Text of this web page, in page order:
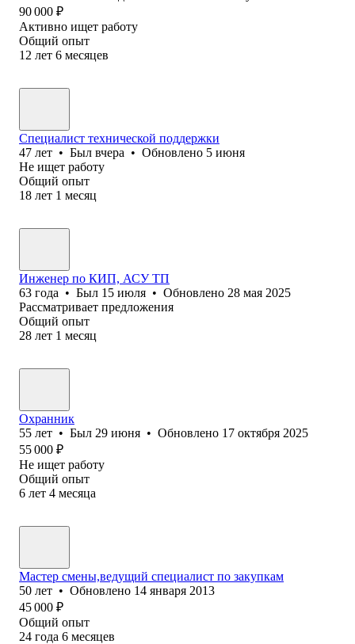
90 000 ₽
Активно ищет работу
Общий опыт
12 лет 6 месяцев
Специалист технической поддержки
47 лет • Был вчера • Обновлено 5 июня
Не ищет работу
Общий опыт
18 лет 1 месяц
Инженер по КИП, АСУ ТП
63 года • Был 15 июля • Обновлено 28 мая 2025
Рассматривает предложения
Общий опыт
28 лет 1 месяц
Охранник
55 лет • Был 29 июня • Обновлено 17 октября 2025
55 000 ₽
Не ищет работу
Общий опыт
6 лет 4 месяца
Мастер смены,ведущий специалист по закупкам
50 лет • Обновлено 14 января 2013
45 000 ₽
Общий опыт
24 года 6 месяцев